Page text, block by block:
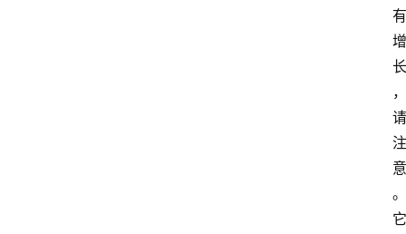
有
增
长
，
请
注
意
。
它